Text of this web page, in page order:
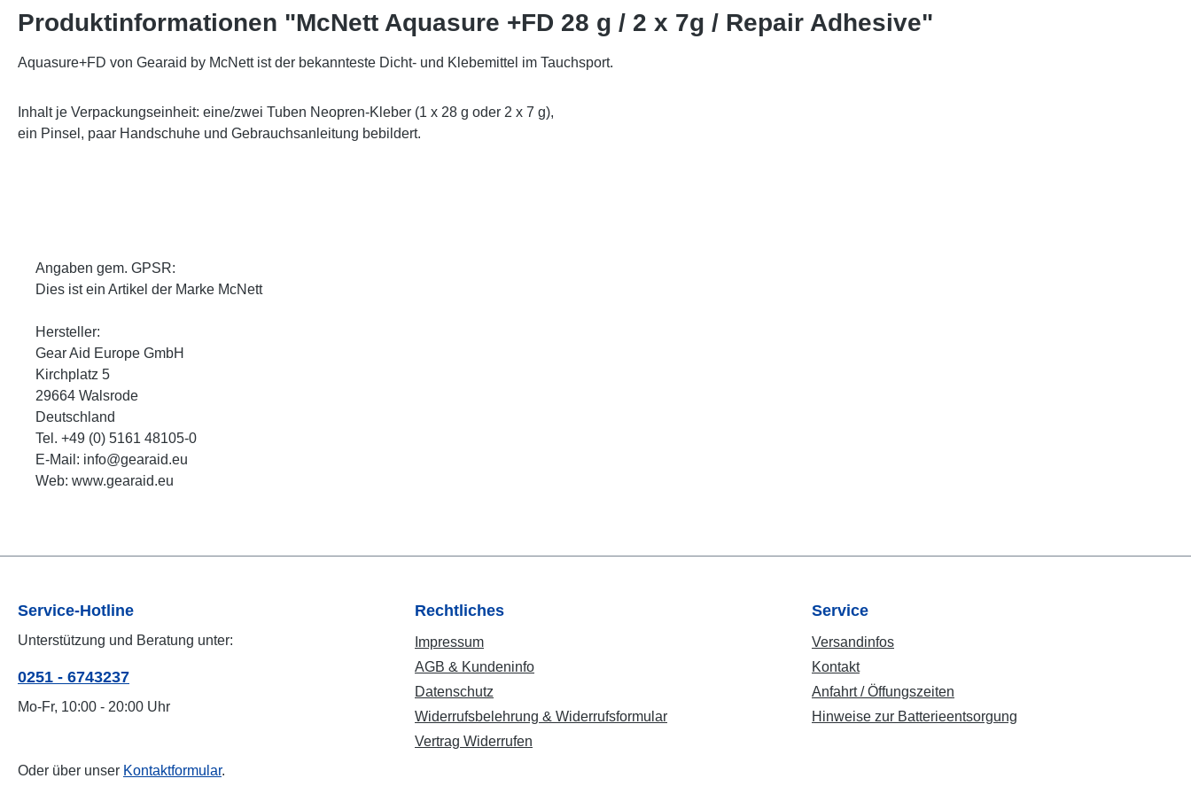
Produktinformationen "McNett Aquasure +FD 28 g / 2 x 7g / Repair Adhesive"
Aquasure+FD von Gearaid by McNett ist der bekannteste Dicht- und Klebemittel im Tauchsport.
Inhalt je Verpackungseinheit: eine/zwei Tuben Neopren-Kleber (1 x 28 g oder 2 x 7 g),
ein Pinsel, paar Handschuhe und Gebrauchsanleitung bebildert.
Angaben gem. GPSR:
Dies ist ein Artikel der Marke McNett
Hersteller:
Gear Aid Europe GmbH
Kirchplatz 5
29664 Walsrode
Deutschland
Tel. +49 (0) 5161 48105-0
E-Mail: info@gearaid.eu
Web: www.gearaid.eu
Service-Hotline
Unterstützung und Beratung unter:
0251 - 6743237
Mo-Fr, 10:00 - 20:00 Uhr
Oder über unser Kontaktformular.
Rechtliches
Impressum
AGB & Kundeninfo
Datenschutz
Widerrufsbelehrung & Widerrufsformular
Vertrag Widerrufen
Service
Versandinfos
Kontakt
Anfahrt / Öffungszeiten
Hinweise zur Batterieentsorgung